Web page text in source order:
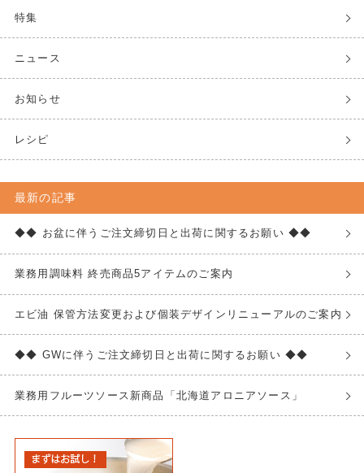
特集
ニュース
お知らせ
レシピ
最新の記事
◆◆ お盆に伴うご注文締切日と出荷に関するお願い ◆◆
業務用調味料 終売商品5アイテムのご案内
エビ油 保管方法変更および個装デザインリニューアルのご案内
◆◆ GWに伴うご注文締切日と出荷に関するお願い ◆◆
業務用フルーツソース新商品「北海道アロニアソース」